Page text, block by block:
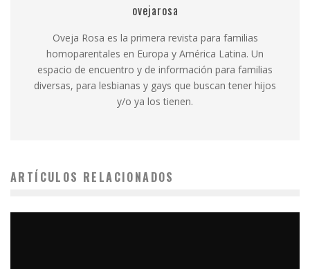
ovejarosa
Oveja Rosa es la primera revista para familias
homoparentales en Europa y América Latina. Un
espacio de encuentro y de información para familias
diversas, para lesbianas y gays que buscan tener hijos
y/o ya los tienen.
ARTÍCULOS RELACIONADOS